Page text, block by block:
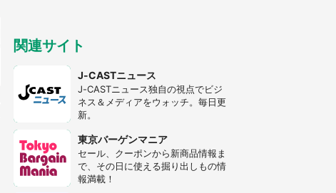
生の野菜〟に6.5万人戦慄
あまりにも四角すぎる猫、激写され
る 「これもう座布団だろ」「食パ
ンの耳」と1.4万人困惑
「修学旅行に途中参加する娘を送っ
て行ったら、真っ暗な道で遭難状
態。なんとか見つけた民家に助けを
求めると、住人の男性が...」
「孫にあげると思って、あなたにこ
れをあげる」 真夏の山道で見知ら
関連サイト
J-CASTニュース
J-CASTニュース独自の視点でビジ
ネス＆メディアをウォッチ。毎日更
新。
東京バーゲンマニア
セール、クーポンから新商品情報ま
で、その日に使える掘り出しもの情
報満載！